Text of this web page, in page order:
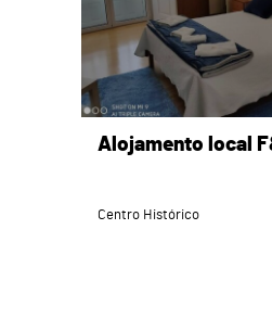
Alojamento local
Centro Histórico